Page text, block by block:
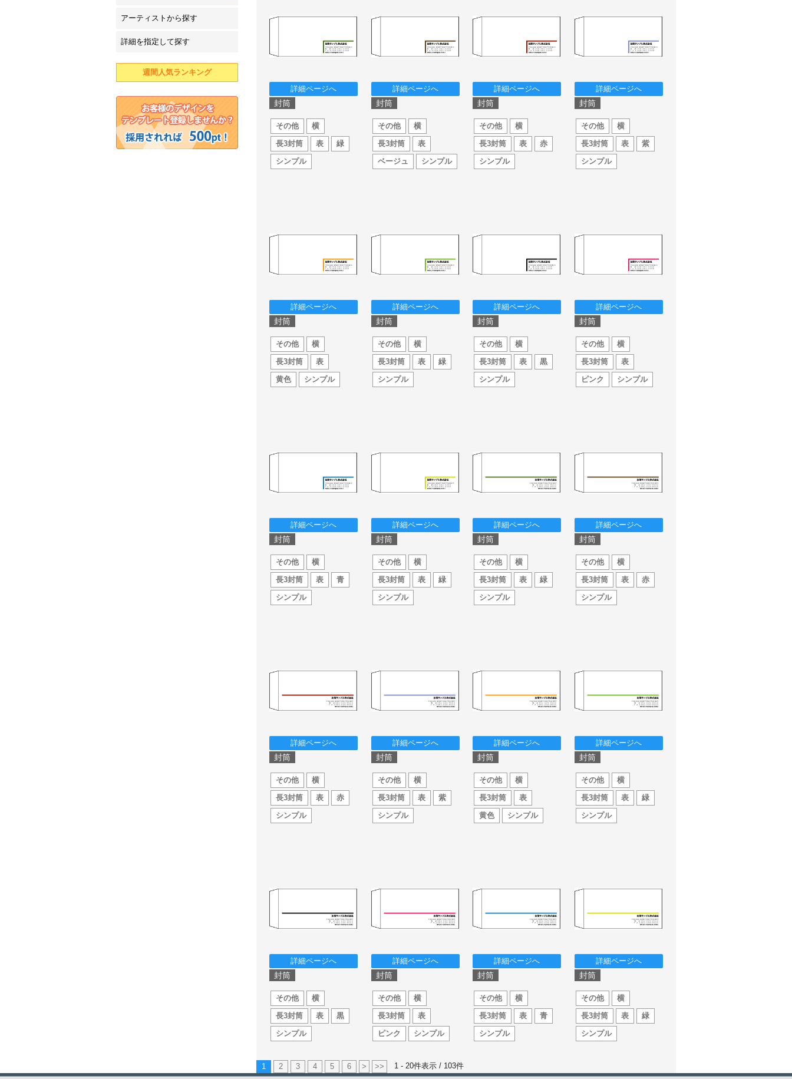
アーティストから探す
詳細を指定して探す
週間人気ランキング
詳細ページへ
封筒
その他
横
長3封筒
表
緑
シンプル
詳細ページへ
封筒
その他
横
長3封筒
表
ベージュ
シンプル
詳細ページへ
封筒
その他
横
長3封筒
表
赤
シンプル
詳細ページへ
封筒
その他
横
長3封筒
表
紫
シンプル
詳細ページへ
封筒
その他
横
長3封筒
表
黄色
シンプル
詳細ページへ
封筒
その他
横
長3封筒
表
緑
シンプル
詳細ページへ
封筒
その他
横
長3封筒
表
黒
シンプル
詳細ページへ
封筒
その他
横
長3封筒
表
ピンク
シンプル
詳細ページへ
封筒
その他
横
長3封筒
表
青
シンプル
詳細ページへ
封筒
その他
横
長3封筒
表
緑
シンプル
詳細ページへ
封筒
その他
横
長3封筒
表
緑
シンプル
詳細ページへ
封筒
その他
横
長3封筒
表
赤
シンプル
詳細ページへ
封筒
その他
横
長3封筒
表
赤
シンプル
詳細ページへ
封筒
その他
横
長3封筒
表
紫
シンプル
詳細ページへ
封筒
その他
横
長3封筒
表
黄色
シンプル
詳細ページへ
封筒
その他
横
長3封筒
表
緑
シンプル
詳細ページへ
封筒
その他
横
長3封筒
表
黒
シンプル
詳細ページへ
封筒
その他
横
長3封筒
表
ピンク
シンプル
詳細ページへ
封筒
その他
横
長3封筒
表
青
シンプル
詳細ページへ
封筒
その他
横
長3封筒
表
緑
シンプル
1 2 3 4 5 6 > >> 1 - 20件表示 / 103件